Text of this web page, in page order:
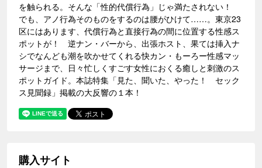
を触られる。そんな「性的代償行為」じゃ満たされない！
でも、アノ行為そのものをするのは腰がひけて……。東京23
区にはあります、代償行為と直接行為の間に位置する性感ス
ポットが！ 逆ナン・バーから、出張ホスト、果ては挿入ナ
シでなんども潮を吹かせてくれる快カン・もーろー性感マッ
サージまで、日々忙しくすごす女性におくる癒しと刺激のス
ポットガイド。本誌特集「見た、聞いた、やった！ セック
ス見聞録」掲載の大反響の１本！
購入サイト